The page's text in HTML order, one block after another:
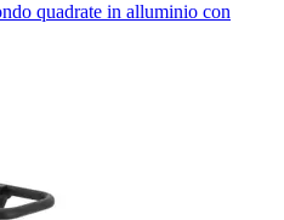
quadrate in alluminio con